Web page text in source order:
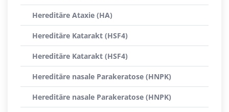
Hereditäre Ataxie (HA)
Hereditäre Katarakt (HSF4)
Hereditäre Katarakt (HSF4)
Hereditäre nasale Parakeratose (HNPK)
Hereditäre nasale Parakeratose (HNPK)